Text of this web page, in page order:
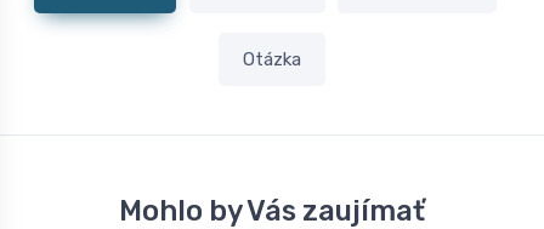
Otázka
Mohlo by Vás zaujímať